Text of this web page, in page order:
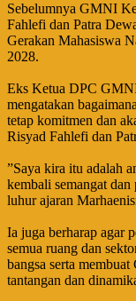
‎Sebelumnya GMNI
Fahlefi dan Patra
Gerakan Mahasiswa
2028.
‎Eks Ketua DPC
mengatakan
tetap komitmen dan
Risyad Fahlefi dan
‎”Saya kira itu adalah
kembali semangat
luhur ajaran
‎Ia juga berharap agar
semua ruang dan
bangsa serta
tantangan dan